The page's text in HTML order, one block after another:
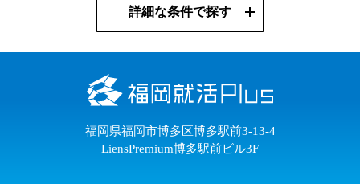
詳細な条件で探す
福岡県福岡市博多区博多駅前3-13-4
LiensPremium博多駅前ビル3F